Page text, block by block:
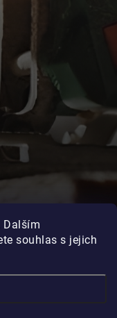
Dalším
souhlas s jejich